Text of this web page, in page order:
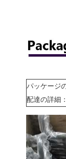
パッケージ
配達の詳細